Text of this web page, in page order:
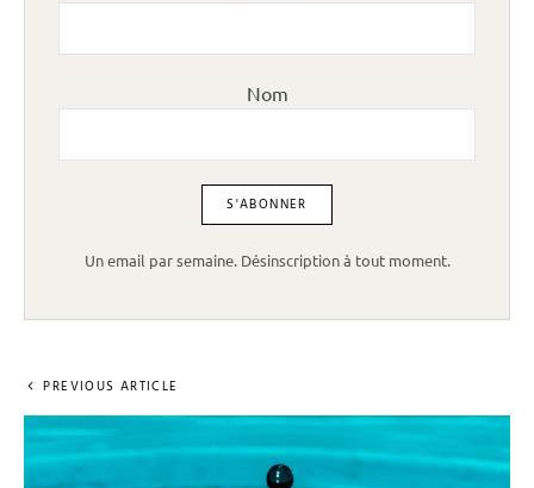
Nom
Un email par semaine. Désinscription à tout moment.
PREVIOUS ARTICLE